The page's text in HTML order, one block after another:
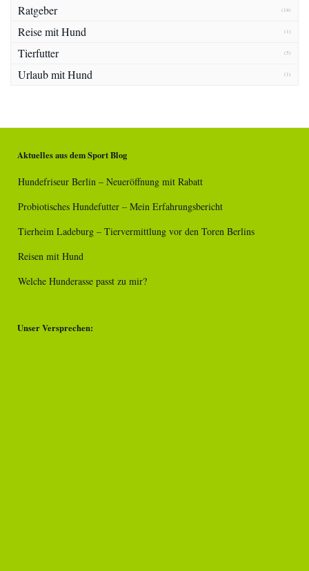
Ratgeber (14)
Reise mit Hund (1)
Tierfutter (5)
Urlaub mit Hund (1)
Aktuelles aus dem Sport Blog
Hundefriseur Berlin – Neueröffnung mit Rabatt
Probiotisches Hundefutter – Mein Erfahrungsbericht
Tierheim Ladeburg – Tiervermittlung vor den Toren Berlins
Reisen mit Hund
Welche Hunderasse passt zu mir?
Unser Versprechen: